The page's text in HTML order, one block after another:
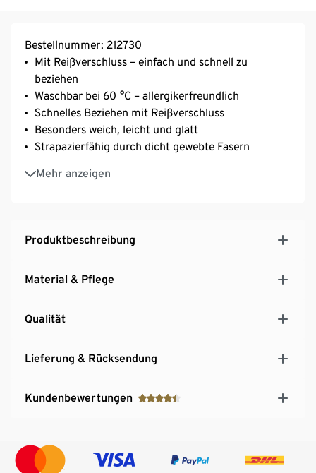
Bestellnummer: 212730
Mit Reißverschluss – einfach und schnell zu
beziehen
Waschbar bei 60 °C – allergikerfreundlich
Schnelles Beziehen mit Reißverschluss
Besonders weich, leicht und glatt
Strapazierfähig durch dicht gewebte Fasern
Mehr anzeigen
Temperaturausgleichend und saugfähig
Unterstützt die Initiative Cotton made in Africa
Produktbeschreibung
Material & Pflege
Qualität
Lieferung & Rücksendung
Kundenbewertungen